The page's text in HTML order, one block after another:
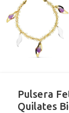
Pulsera
Quilates